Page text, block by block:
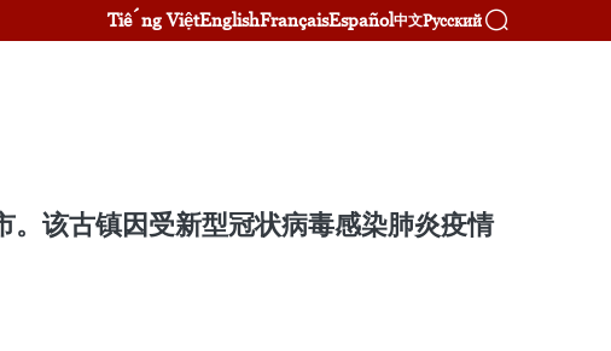
Tiếng ViệtEnglishFrançaisEspañol中文Русский
该古镇因受新型冠状病毒感染肺炎疫情